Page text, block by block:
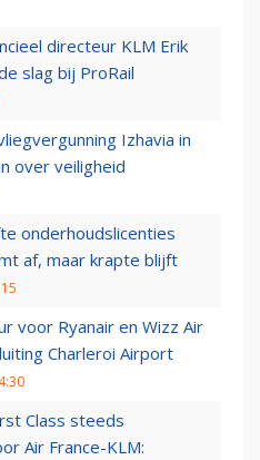
directeur KLM Erik
slag bij ProRail
Izhavia in
over veiligheid
onderhoudslicenties
af, maar krapte blijft
voor Ryanair en Wizz Air
Charleroi Airport
Class steeds
Air France-KLM: